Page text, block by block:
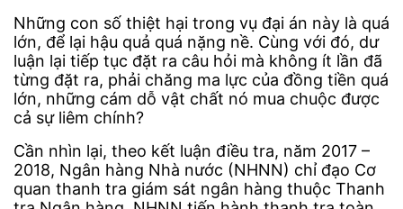
Những con số thiệt hại trong vụ đại án này là quá
lớn, để lại hậu quả quá nặng nề. Cùng với đó, dư
luận lại tiếp tục đặt ra câu hỏi mà không ít lần đã
từng đặt ra, phải chăng ma lực của đồng tiền quá
lớn, những cám dỗ vật chất nó mua chuộc được
cả sự liêm chính?
Cần nhìn lại, theo kết luận điều tra, năm 2017 –
2018, Ngân hàng Nhà nước (NHNN) chỉ đạo Cơ
quan thanh tra giám sát ngân hàng thuộc Thanh